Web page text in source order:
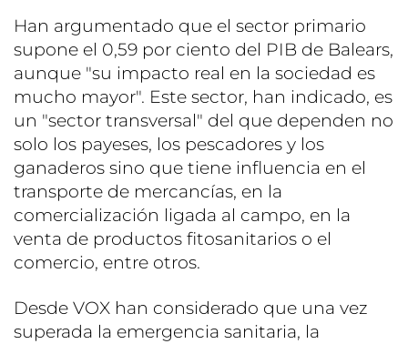
Han argumentado que el sector primario
supone el 0,59 por ciento del PIB de Balears,
aunque "su impacto real en la sociedad es
mucho mayor". Este sector, han indicado, es
un "sector transversal" del que dependen no
solo los payeses, los pescadores y los
ganaderos sino que tiene influencia en el
transporte de mercancías, en la
comercialización ligada al campo, en la
venta de productos fitosanitarios o el
comercio, entre otros.
Desde VOX han considerado que una vez
superada la emergencia sanitaria, la